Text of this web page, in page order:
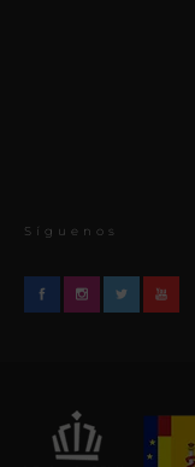
Síguenos